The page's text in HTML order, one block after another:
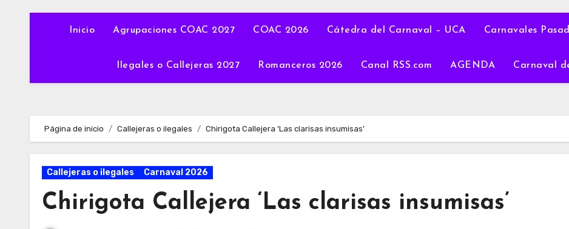
Inicio Agrupaciones COAC 2027 COAC 2026 Cátedra del Carnaval – UCA Carnavales
Ilegales o Callejeras 2027 Romanceros 2026 Canal RSS.com AGENDA Carnaval
Página de inicio Callejeras o ilegales Chirigota Callejera ‘Las clarisas insumisas’
Callejeras o ilegales Carnaval 2026
Chirigota Callejera ‘Las clarisas insumisas’